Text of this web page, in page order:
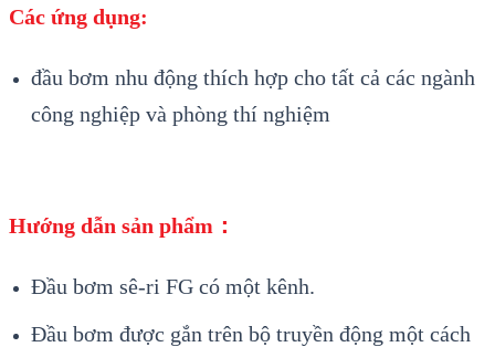
Các ứng dụng:
đầu bơm nhu động thích hợp cho tất cả các ngành
công nghiệp và phòng thí nghiệm
Hướng dẫn sản phẩm：
Đầu bơm sê-ri FG có một kênh.
Đầu bơm được gắn trên bộ truyền động một cách